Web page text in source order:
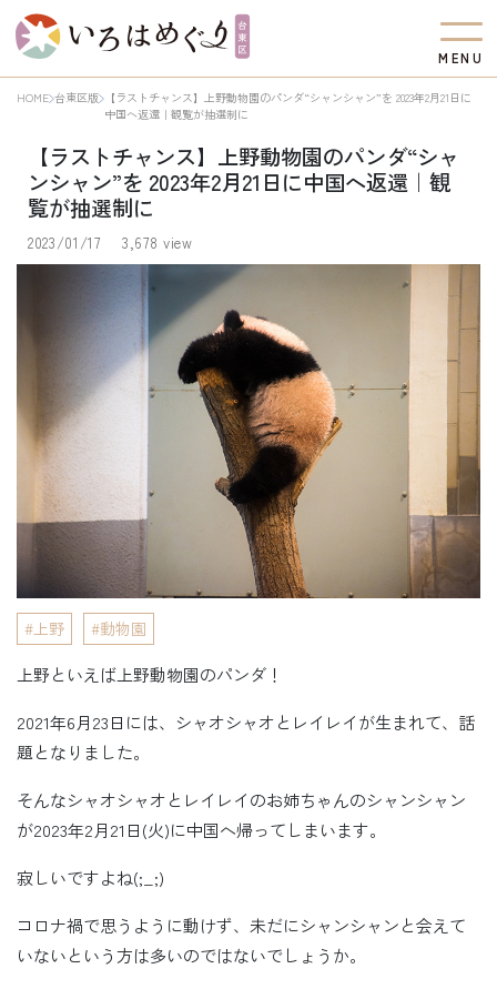
M EN U
HOME 台東区版
【ラストチャンス】上野動物園のパンダ“シャンシャン”を 2023年2月21日に
中国へ返還｜観覧が抽選制に
【ラストチャンス】上野動物園のパンダ“シャ
ンシャン”を 2023年2月21日に中国へ返還｜観
覧が抽選制に
2023/01/17 3,678 view
上野 動物園
上野といえば上野動物園のパンダ！
2021年6月23日には、シャオシャオとレイレイが生まれて、話
題となりました。
そんなシャオシャオとレイレイのお姉ちゃんのシャンシャン
が2023年2月21日(火)に中国へ帰ってしまいます。
寂しいですよね(;_;)
コロナ禍で思うように動けず、未だにシャンシャンと会えて
いないという方は多いのではないでしょうか。